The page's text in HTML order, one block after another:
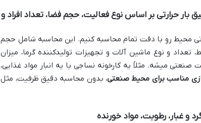
حرارتی بر اساس نوع فعالیت، حجم فضا، تعداد افراد و
محیط رو با دقت تمام محاسبه کنیم. این محاسبه شامل حجم
تعداد و نوع ماشین آلات و تجهیزات تولیدکننده گرما، میزان
میشه. مثلاً یه کارخونه نساجی با یه انبار مواد غذایی،
مناسب برای محیط صنعتی، بدون محاسبه دقیق ظرفیت، مثل
و غبار، رطوبت، مواد خورنده